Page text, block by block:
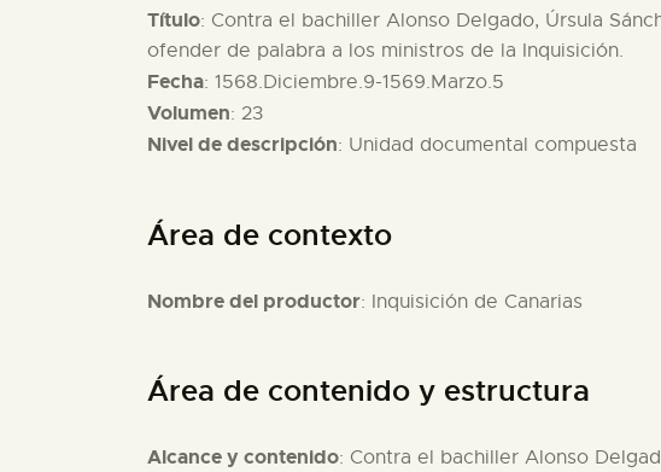
Título: Contra el bachiller Alonso Delgado, Úrsula
ofender de palabra a los ministros de la Inquisición.
Fecha: 1568.Diciembre.9-1569.Marzo.5
Volumen: 23
Nivel de descripción: Unidad documental compuesta
Área de contexto
Nombre del productor: Inquisición de Canarias
Área de contenido y estructura
Alcance y contenido: Contra el bachiller Alonso